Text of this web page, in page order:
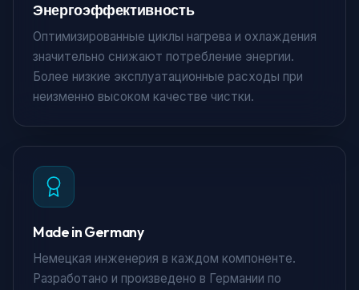
Энергоэффективность
Оптимизированные циклы нагрева и охлаждения
значительно снижают потребление энергии.
Более низкие эксплуатационные расходы при
неизменно высоком качестве чистки.
Made in Germany
Немецкая инженерия в каждом компоненте.
Разработано и произведено в Германии по